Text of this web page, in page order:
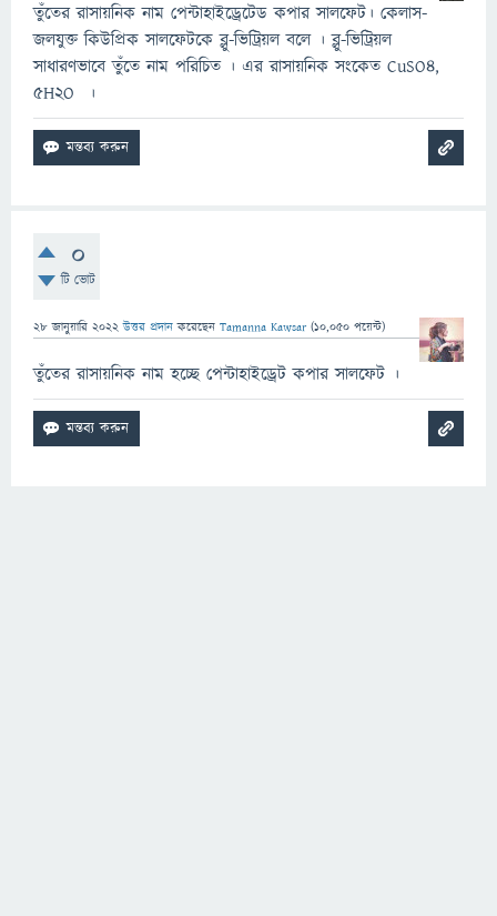
তুঁতের রাসায়নিক নাম পেন্টাহাইড্রেটেড কপার সালফেট। কেলাস-
জলযুক্ত কিউপ্রিক সালফেটকে ব্লু-ভিট্রিয়ল বলে । ব্লু-ভিট্রিয়ল
সাধারণভাবে তুঁতে নাম পরিচিত । এর রাসায়নিক সংকেত CuSO4,
5H2O ।
0
টি ভোট
28 জানুয়ারি 2022 উত্তর প্রদান করেছেন Tamanna Kawsar (10,050 পয়েন্ট)
তুঁতের রাসায়নিক নাম হচ্ছে পেন্টাহাইড্রেট কপার সালফেট ।